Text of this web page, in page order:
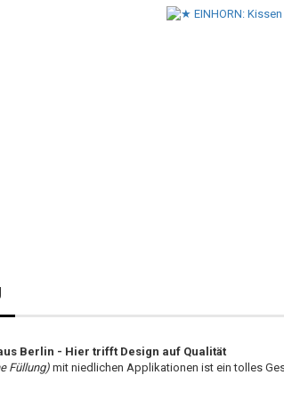
aus Berlin - Hier trifft Design auf Qualität
Füllung) mit niedlichen Applikationen ist ein tolles